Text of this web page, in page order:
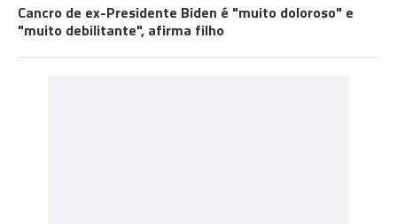
Cancro de ex-Presidente Biden é "muito doloroso" e
"muito debilitante", afirma filho